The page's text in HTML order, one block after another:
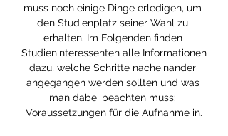
muss noch einige Dinge erledigen, um
den Studienplatz seiner Wahl zu
erhalten. Im Folgenden finden
Studieninteressenten alle Informationen
dazu, welche Schritte nacheinander
angegangen werden sollten und was
man dabei beachten muss:
Voraussetzungen für die Aufnahme in.